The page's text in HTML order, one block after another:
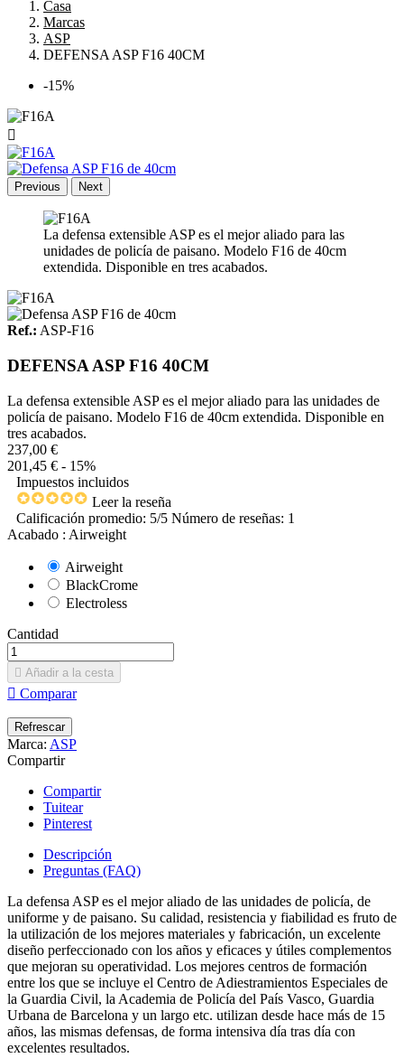
Casa
Marcas
ASP
DEFENSA ASP F16 40CM
-15%

Previous Next
La defensa extensible ASP es el mejor aliado para las
unidades de policía de paisano. Modelo F16 de 40cm
extendida. Disponible en tres acabados.
Ref.: ASP-F16
DEFENSA ASP F16 40CM
La defensa extensible ASP es el mejor aliado para las unidades de
policía de paisano. Modelo F16 de 40cm extendida. Disponible en
tres acabados.
237,00 €
201,45 € - 15%
Impuestos incluidos
Leer la reseña
Calificación promedio: 5/5 Número de reseñas: 1
Acabado : Airweight
Airweight
BlackCrome
Electroless
Cantidad
 Añadir a la cesta
 Comparar
Marca: ASP
Compartir
Compartir
Tuitear
Pinterest
Descripción
Preguntas (FAQ)
La defensa ASP es el mejor aliado de las unidades de policía, de
uniforme y de paisano. Su calidad, resistencia y fiabilidad es fruto de
la utilización de los mejores materiales y fabricación, un excelente
diseño perfeccionado con los años y eficaces y útiles complementos
que mejoran su operatividad. Los mejores centros de formación
entre los que se incluye el Centro de Adiestramientos Especiales de
la Guardia Civil, la Academia de Policía del País Vasco, Guardia
Urbana de Barcelona y un largo etc. utilizan desde hace más de 15
años, las mismas defensas, de forma intensiva día tras día con
excelentes resultados.